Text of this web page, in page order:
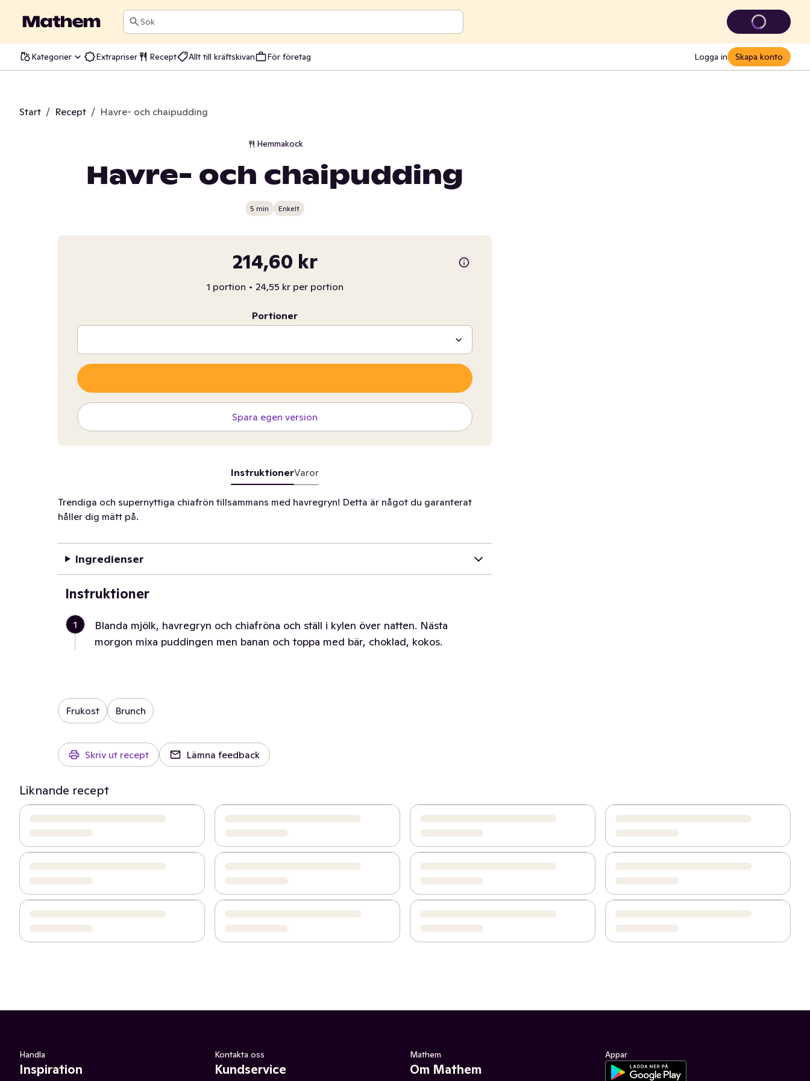
Sök
Kategorier Extrapriser Recept Allt till kräftskivan För företag Logga in Skapa konto
Start / Recept / Havre- och chaipudding
Hemmakock
Havre- och chaipudding
5 min Enkelt
214,60 kr
1 portion • 24,55 kr per portion
Portioner
Spara egen version
InstruktionerVaror
Trendiga och supernyttiga chiafrön tillsammans med havregryn! Detta är något du garanterat
håller dig mätt på.
Ingredienser
Instruktioner
1
Blanda mjölk, havregryn och chiafröna och ställ i kylen över natten. Nästa
morgon mixa puddingen men banan och toppa med bär, choklad, kokos.
Frukost Brunch
Skriv ut recept Lämna feedback
Liknande recept
Handla
Inspiration
Kontakta oss
Kundservice
Mathem
Om Mathem
Appar